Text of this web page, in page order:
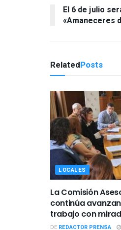
El 6 de julio
«Amaneceres
RelatedPosts
LOCALES
La Comisión
continúa
trabajo con
DE REDACTOR PRENSA